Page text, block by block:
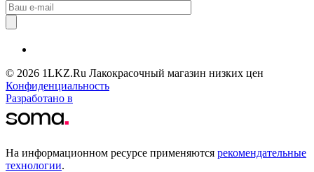
© 2026 1LKZ.Ru Лакокрасочный магазин низких цен
Конфиденциальность
Разработано в
На информационном ресурсе применяются рекомендательные
технологии.